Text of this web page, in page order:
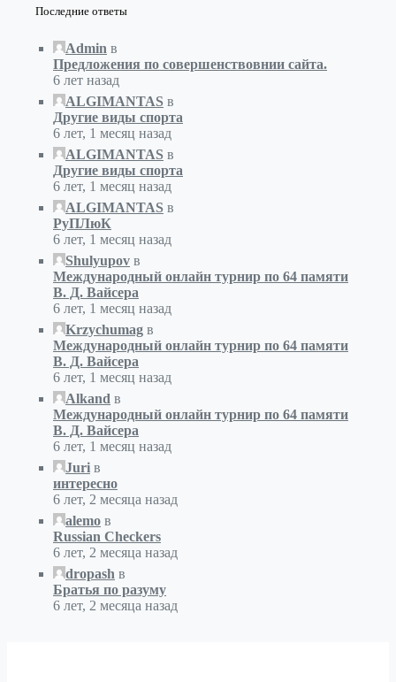
Последние ответы
Admin в
Предложения по совершенствовнии сайта.
6 лет назад
ALGIMANTAS в
Другие виды спорта
6 лет, 1 месяц назад
ALGIMANTAS в
Другие виды спорта
6 лет, 1 месяц назад
ALGIMANTAS в
РуПЛюК
6 лет, 1 месяц назад
Shulyupov в
Международный онлайн турнир по 64 памяти
В. Д. Вайсера
6 лет, 1 месяц назад
Krzychumag в
Международный онлайн турнир по 64 памяти
В. Д. Вайсера
6 лет, 1 месяц назад
Alkand в
Международный онлайн турнир по 64 памяти
В. Д. Вайсера
6 лет, 1 месяц назад
Juri в
интересно
6 лет, 2 месяца назад
alemo в
Russian Checkers
6 лет, 2 месяца назад
dropash в
Братья по разуму
6 лет, 2 месяца назад